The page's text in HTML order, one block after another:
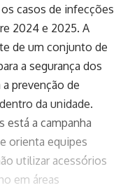
casos de infecções
2024 e 2025. A
de um conjunto de
a segurança dos
prevenção de
da unidade.
está a campanha
orienta equipes
utilizar acessórios
em áreas